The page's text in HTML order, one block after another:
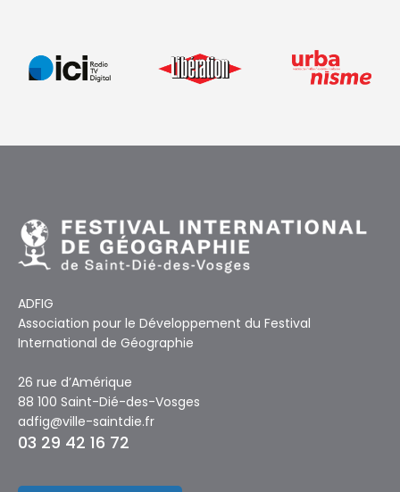
ADFIG
Association pour le Développement du Festival
International de Géographie
26 rue d’Amérique
88 100 Saint-Dié-des-Vosges
adfig@ville-saintdie.fr
03 29 42 16 72